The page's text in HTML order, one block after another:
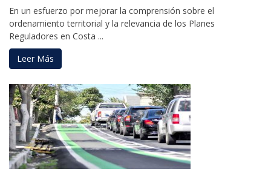
En un esfuerzo por mejorar la comprensión sobre el
ordenamiento territorial y la relevancia de los Planes
Reguladores en Costa ...
Leer Más